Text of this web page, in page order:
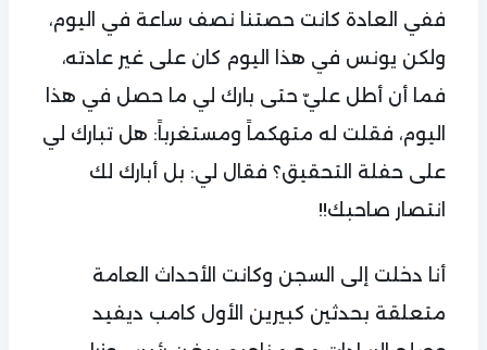
ففي العادة كانت حصتنا نصف ساعة في اليوم،
ولكن يونس في هذا اليوم كان على غير عادته،
فما أن أطل عليّ حتى بارك لي ما حصل في هذا
اليوم، فقلت له متهكماً ومستغرباً: هل تبارك لي
على حفلة التحقيق؟ فقال لي: بل أبارك لك
انتصار صاحبك!!
أنا دخلت إلى السجن وكانت الأحداث العامة
متعلقة بحدثين كبيرين الأول كامب ديفيد